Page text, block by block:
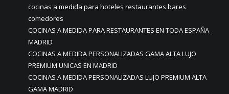
cocinas a medida para hoteles restaurantes bares
comedores
COCINAS A MEDIDA PARA RESTAURANTES EN TODA ESPAÑA
MADRID
COCINAS A MEDIDA PERSONALIZADAS GAMA ALTA LUJO
PREMIUM UNICAS EN MADRID
COCINAS A MEDIDA PERSONALIZADAS LUJO PREMIUM ALTA
GAMA MADRID